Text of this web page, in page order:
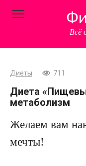
Всё
Диеты 711
Диета
метаболизм
Желаем вам
мечты!